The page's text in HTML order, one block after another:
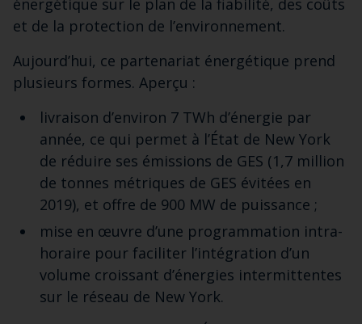
énergétique sur le plan de la fiabilité, des coûts
et de la protection de l’environnement.
Aujourd’hui, ce partenariat énergétique prend
plusieurs formes. Aperçu :
livraison d’environ 7 TWh d’énergie par
année, ce qui permet à l’État de New York
de réduire ses émissions de GES (1,7 million
de tonnes métriques de GES évitées en
2019), et offre de 900 MW de puissance ;
mise en œuvre d’une programmation intra-
horaire pour faciliter l’intégration d’un
volume croissant d’énergies intermittentes
sur le réseau de New York.